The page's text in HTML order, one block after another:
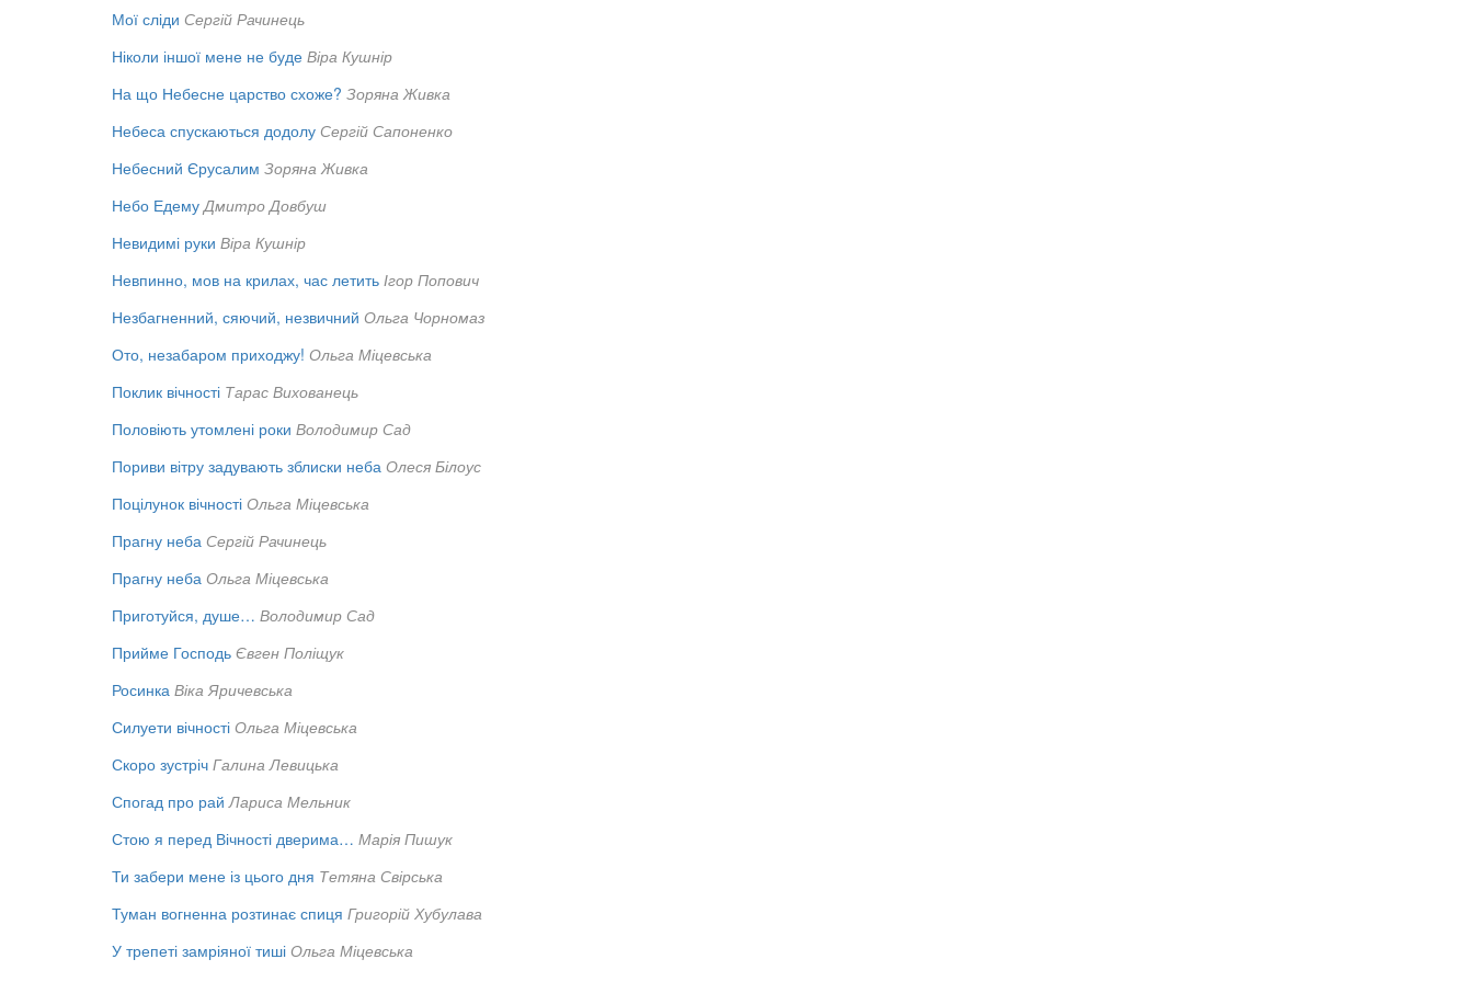
Мої сліди Сергій Рачинець
Ніколи іншої мене не буде Віра Кушнір
На що Небесне царство схоже? Зоряна Живка
Небеса спускаються додолу Сергій Сапоненко
Небесний Єрусалим Зоряна Живка
Небо Едему Дмитро Довбуш
Невидимі руки Віра Кушнір
Невпинно, мов на крилах, час летить Ігор Попович
Незбагненний, сяючий, незвичний Ольга Чорномаз
Ото, незабаром приходжу! Ольга Міцевська
Поклик вічності Тарас Вихованець
Половіють утомлені роки Володимир Сад
Пориви вітру задувають зблиски неба Олеся Білоус
Поцілунок вічності Ольга Міцевська
Прагну неба Сергій Рачинець
Прагну неба Ольга Міцевська
Приготуйся, душе… Володимир Сад
Прийме Господь Євген Поліщук
Росинка Віка Яричевська
Силуети вічності Ольга Міцевська
Скоро зустріч Галина Левицька
Спогад про рай Лариса Мельник
Стою я перед Вічності дверима… Марія Пишук
Ти забери мене із цього дня Тетяна Свірська
Туман вогненна розтинає спиця Григорій Хубулава
У трепеті замріяної тиші Ольга Міцевська